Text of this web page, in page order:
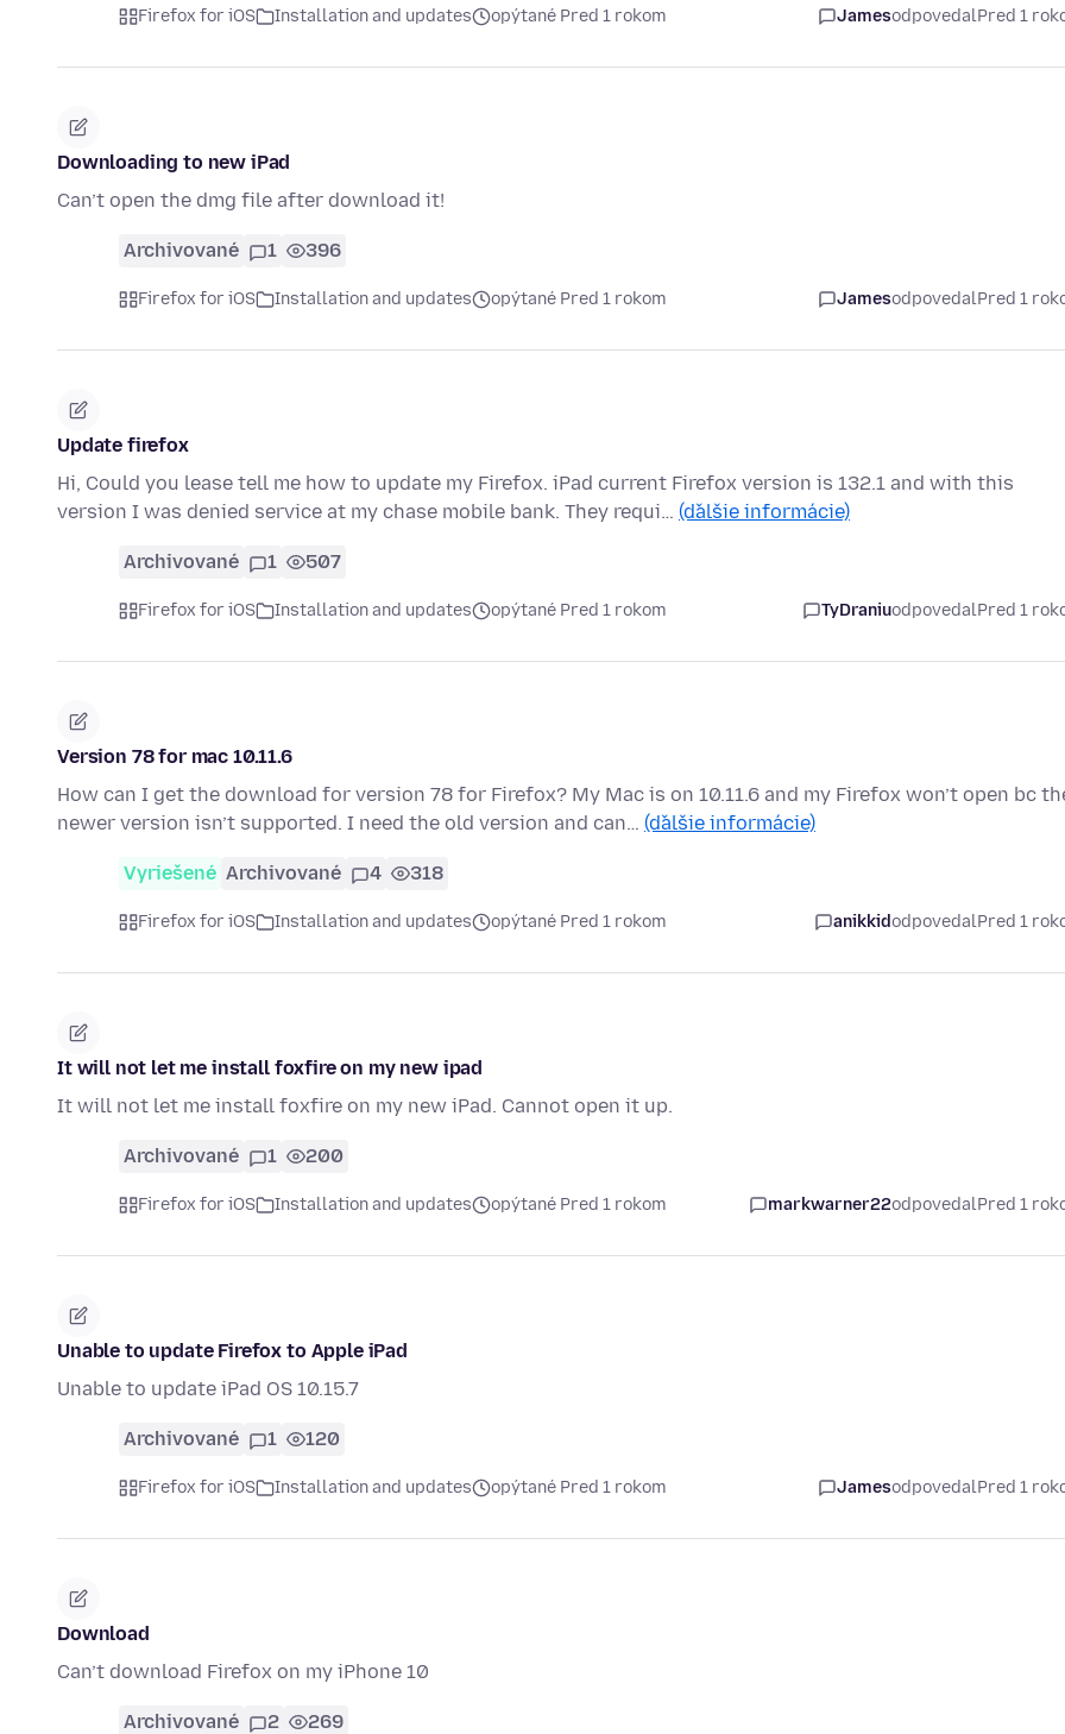
Firefox for iOS Installation and updates opýtané Pred 1 rokom JamesodpovedalPred 1
Downloading to new iPad
Can’t open the dmg file after download it!
Archivované 1 396
Firefox for iOS Installation and updates opýtané Pred 1 rokom JamesodpovedalPred 1
Update firefox
Hi, Could you lease tell me how to update my Firefox. iPad current Firefox version is 132.1 and with this
version I was denied service at my chase mobile bank. They requi… (ďalšie informácie)
Archivované 1 507
Firefox for iOS Installation and updates opýtané Pred 1 rokom TyDraniuodpovedalPred 1
Version 78 for mac 10.11.6
How can I get the download for version 78 for Firefox? My Mac is on 10.11.6 and my Firefox won’t open bc
newer version isn’t supported. I need the old version and can… (ďalšie informácie)
Vyriešené Archivované 4 318
Firefox for iOS Installation and updates opýtané Pred 1 rokom anikkidodpovedalPred 1
It will not let me install foxfire on my new ipad
It will not let me install foxfire on my new iPad. Cannot open it up.
Archivované 1 200
Firefox for iOS Installation and updates opýtané Pred 1 rokom markwarner22odpovedalPred 1
Unable to update Firefox to Apple iPad
Unable to update iPad OS 10.15.7
Archivované 1 120
Firefox for iOS Installation and updates opýtané Pred 1 rokom JamesodpovedalPred 1
Download
Can’t download Firefox on my iPhone 10
Archivované 2 269